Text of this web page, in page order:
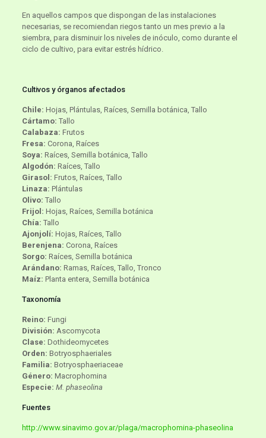
En aquellos campos que dispongan de las instalaciones
necesarias, se recomiendan riegos tanto un mes previo a la
siembra, para disminuir los niveles de inóculo, como durante el
ciclo de cultivo, para evitar estrés hídrico.
Cultivos y órganos afectados
Chile: Hojas, Plántulas, Raíces, Semilla botánica, Tallo
Cártamo: Tallo
Calabaza: Frutos
Fresa: Corona, Raíces
Soya: Raíces, Semilla botánica, Tallo
Algodón: Raíces, Tallo
Girasol: Frutos, Raíces, Tallo
Linaza: Plántulas
Olivo: Tallo
Frijol: Hojas, Raíces, Semilla botánica
Chía: Tallo
Ajonjolí: Hojas, Raíces, Tallo
Berenjena: Corona, Raíces
Sorgo: Raíces, Semilla botánica
Arándano: Ramas, Raíces, Tallo, Tronco
Maíz: Planta entera, Semilla botánica
Taxonomía
Reino: Fungi
División: Ascomycota
Clase: Dothideomycetes
Orden: Botryosphaeriales
Familia: Botryosphaeriaceae
Género: Macrophomina
Especie: M. phaseolina
Fuentes
http://www.sinavimo.gov.ar/plaga/macrophomina-phaseolina